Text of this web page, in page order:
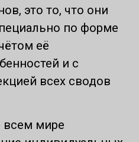
это то, что они
по форме
её
и с
всех сводов
всем мире